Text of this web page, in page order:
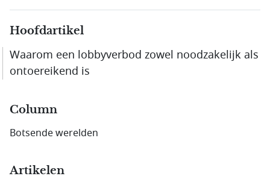
Hoofdartikel
Waarom een lobbyverbod zowel noodzakelijk als
ontoereikend is
Column
Botsende werelden
Artikelen